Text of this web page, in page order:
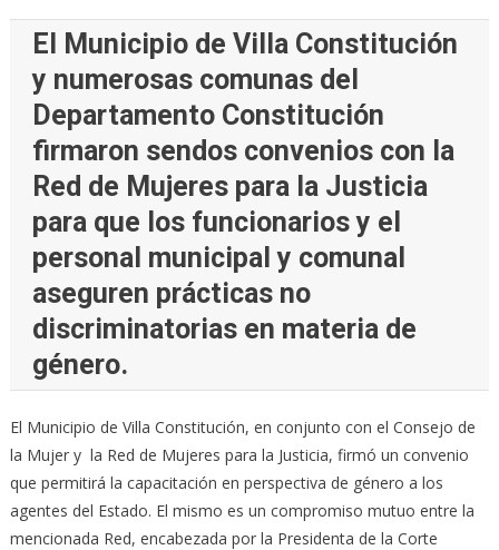
El Municipio de Villa Constitución
y numerosas comunas del
Departamento Constitución
firmaron sendos convenios con la
Red de Mujeres para la Justicia
para que los funcionarios y el
personal municipal y comunal
aseguren prácticas no
discriminatorias en materia de
género.
El Municipio de Villa Constitución, en conjunto con el Consejo de
la Mujer y la Red de Mujeres para la Justicia, firmó un convenio
que permitirá la capacitación en perspectiva de género a los
agentes del Estado. El mismo es un compromiso mutuo entre la
mencionada Red, encabezada por la Presidenta de la Corte